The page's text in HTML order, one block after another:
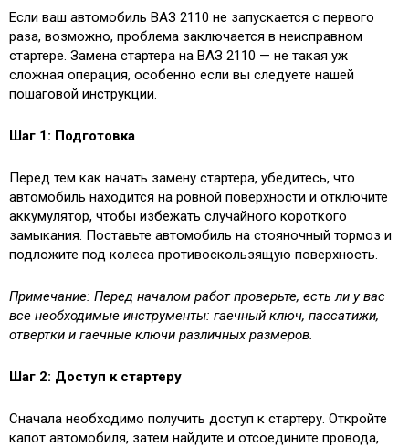
Если ваш автомобиль ВАЗ 2110 не запускается с первого
раза, возможно, проблема заключается в неисправном
стартере. Замена стартера на ВАЗ 2110 — не такая уж
сложная операция, особенно если вы следуете нашей
пошаговой инструкции.
Шаг 1: Подготовка
Перед тем как начать замену стартера, убедитесь, что
автомобиль находится на ровной поверхности и отключите
аккумулятор, чтобы избежать случайного короткого
замыкания. Поставьте автомобиль на стояночный тормоз и
подложите под колеса противоскользящую поверхность.
Примечание: Перед началом работ проверьте, есть ли у вас
все необходимые инструменты: гаечный ключ, пассатижи,
отвертки и гаечные ключи различных размеров.
Шаг 2: Доступ к стартеру
Сначала необходимо получить доступ к стартеру. Откройте
капот автомобиля, затем найдите и отсоедините провода,